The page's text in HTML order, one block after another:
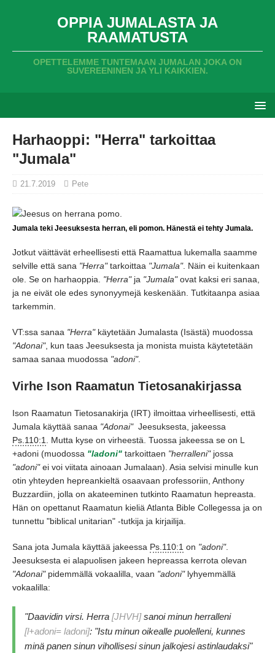
OPPIA JUMALASTA JA
RAAMATUSTA
OPETTELEMME TUNTEMAAN JUMALAN JOKA ON
SUVEREENINEN JA YLI KAIKKIEN.
Harhaoppi: "Herra" tarkoittaa
"Jumala"
21.7.2019 Pete
Jumala teki Jeesuksesta herran, eli pomon. Hänestä ei tehty Jumala.
Jotkut väittävät erheellisesti että Raamattua lukemalla saamme
selville että sana "Herra"tarkoittaa "Jumala". Näin ei kuitenkaan
ole. Se on harhaoppia. "Herra"ja "Jumala"ovat kaksi eri sanaa,
ja ne eivät ole edes synonyymejä keskenään. Tutkitaanpa asiaa
tarkemmin.
VT:ssa sanaa "Herra"käytetään Jumalasta (Isästä) muodossa
"Adonai", kun taas Jeesuksesta ja monista muista käytetetään
samaa sanaa muodossa "adoni".
Virhe Ison Raamatun Tietosanakirjassa
Ison Raamatun Tietosanakirja (IRT) ilmoittaa virheellisesti, että
Jumala käyttää sanaa "Adonai"Jeesuksesta, jakeessa
Ps.110:1. Mutta kyse on virheestä. Tuossa jakeessa se on L
+adoni (muodossa "ladoni" tarkoittaen "herralleni" jossa
"adoni" ei voi viitata ainoaan Jumalaan). Asia selvisi minulle kun
otin yhteyden hepreankieltä osaavaan professoriin, Anthony
Buzzardiin, jolla on akateeminen tutkinto Raamatun hepreasta.
Hän on opettanut Raamatun kieliä Atlanta Bible Collegessa ja on
tunnettu "biblical unitarian" -tutkija ja kirjailija.
Sana jota Jumala käyttää jakeessa Ps.110:1 on "adoni".
Jeesuksesta ei alapuolisen jakeen hepreassa kerrota olevan
"Adonai"pidemmällä vokaalilla, vaan "adoni"lyhyemmällä
vokaalilla:
"Daavidin virsi. Herra [JHVH]sanoi minun herralleni
[l+adoni= ladoni]: "Istu minun oikealle puolelleni, kunnes
minä panen sinun vihollisesi sinun jalkojesi astinlaudaksi"